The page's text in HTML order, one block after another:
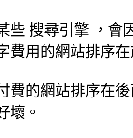
些 搜尋引擎 ，會
費用的網站排序
費的網站排序在
壞。